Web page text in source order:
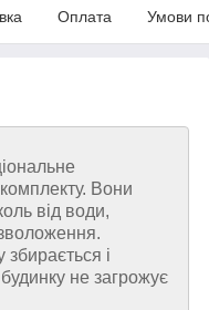
Оплата Умови
Вони
від води,
і
не загрожує